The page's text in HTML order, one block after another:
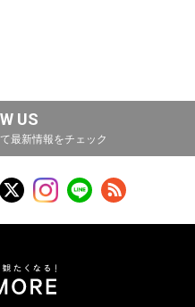
US
最新情報をチェック